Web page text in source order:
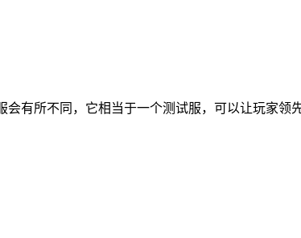
有所不同，它相当于一个测试服，可以让玩家